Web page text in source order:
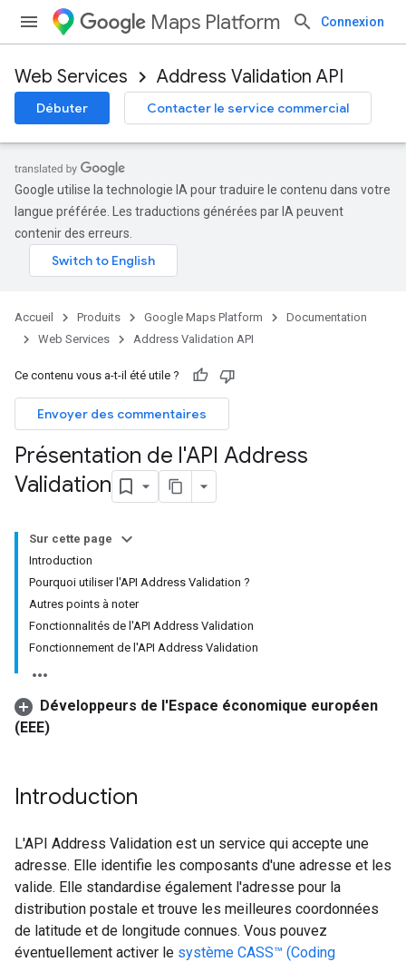
Maps Platform Connexion
Web Services Address Validation API
Débuter Contacter le service commercial
Google utilise la technologie IA pour traduire le contenu dans votre
langue préférée. Les traductions générées par IA peuvent
contenir des erreurs.
Accueil Produits Google Maps Platform
Documentation
Web Services
Address Validation API
Ce contenu vous a-t-il été utile ?
Envoyer des commentaires
Présentation de l'API Address
Validation
Sur cette page
Introduction
Pourquoi utiliser l'API Address Validation ?
Autres points à noter
Fonctionnalités de l'API Address Validation
Fonctionnement de l'API Address Validation
Développeurs de l'Espace économique européen
(EEE)
Introduction
L'API Address Validation est un service qui accepte une
adresse. Elle identifie les composants d'une adresse et les
valide. Elle standardise également l'adresse pour la
distribution postale et trouve les meilleures coordonnées
de latitude et de longitude connues. Vous pouvez
éventuellement activer le système CASS™ (Coding